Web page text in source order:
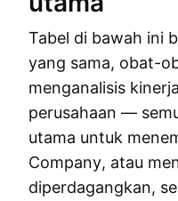
Tabel di bawah ini
yang sama, obat-
menganalisis
perusahaan —
utama untuk
Company, atau
diperdagangkan,